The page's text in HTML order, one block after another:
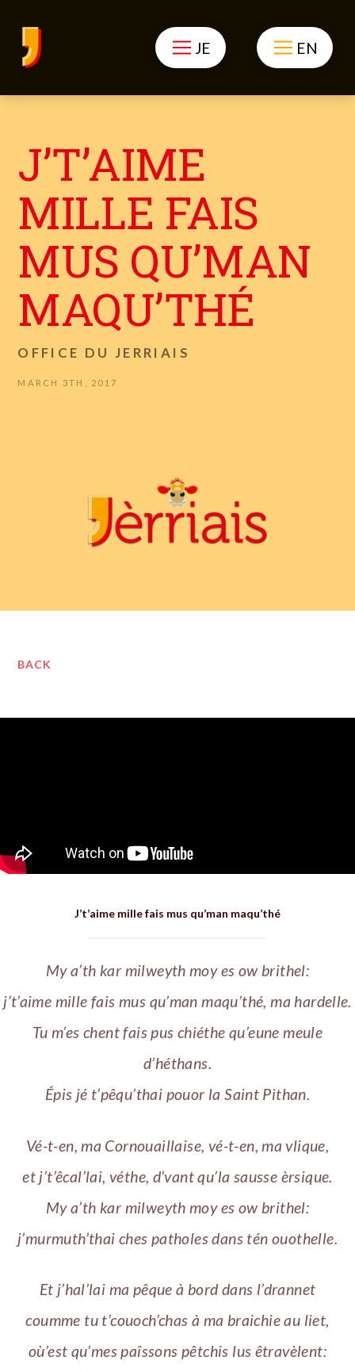
JE EN
J’T’AIME
MILLE FAIS
MUS QU’MAN
MAQU’THÉ
OFFICE DU JERRIAIS
MARCH 3TH, 2017
BACK
J’t’aime mille fais mus qu’man maqu’thé
My a’th kar milweyth moy es ow brithel:
j’t’aime mille fais mus qu’man maqu’thé, ma hardelle.
Tu m’es chent fais pus chiéthe qu’eune meule
d’héthans.
Épis jé t’pêqu’thai pouor la Saint Pithan.
Vé-t-en, ma Cornouaillaise, vé-t-en, ma vlique,
et j’t’êcal’lai, véthe, d’vant qu’la sausse èrsique.
My a’th kar milweyth moy es ow brithel:
j’murmuth’thai ches patholes dans tén ouothelle.
Et j’hal’lai ma pêque à bord dans l’drannet
coumme tu t’couoch’chas à ma braichie au liet,
où’est qu’mes paîssons pêtchis lus êtravèlent: